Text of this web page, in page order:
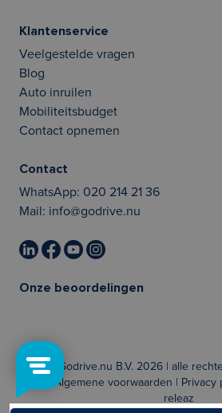
Klantenservice
Veelgestelde vragen
Blog
Auto inruilen
Mobiliteitsbudget
Contact opnemen
Contact
WhatsApp: 020 214 21 36
Mail: info@godrive.nu
Onze beoordelingen
© Godrive.nu B.V. 2026 | alle
Algemene voorwaarden
Privacy
releaz